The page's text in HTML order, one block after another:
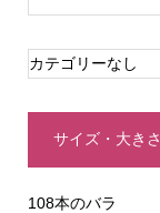
カテゴリーなし
サイズ・大き
108本のバラ